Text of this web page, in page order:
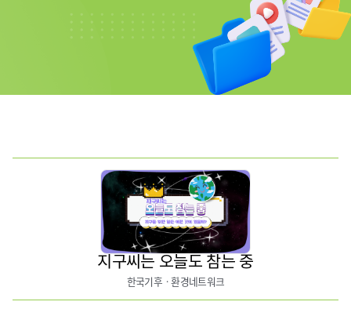
지구씨는 오늘도 참는 중
한국기후ㆍ환경네트워크